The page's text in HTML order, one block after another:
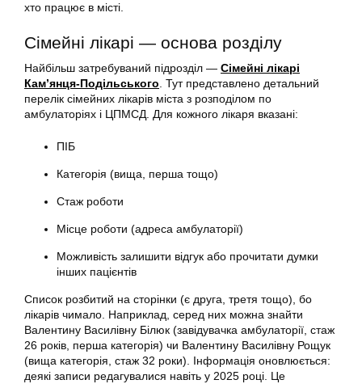
хто працює в місті.
Сімейні лікарі — основа розділу
Найбільш затребуваний підрозділ — Сімейні лікарі
Кам’янця-Подільського . Тут представлено детальний
перелік сімейних лікарів міста з розподілом по
амбулаторіях і ЦПМСД. Для кожного лікаря вказані:
ПІБ
Категорія (вища, перша тощо)
Стаж роботи
Місце роботи (адреса амбулаторії)
Можливість залишити відгук або прочитати думки
інших пацієнтів
Список розбитий на сторінки (є друга, третя тощо), бо
лікарів чимало. Наприклад, серед них можна знайти
Валентину Василівну Білюк (завідувачка амбулаторії, стаж
26 років, перша категорія) чи Валентину Василівну Рощук
(вища категорія, стаж 32 роки). Інформація оновлюється:
деякі записи редагувалися навіть у 2025 році. Це